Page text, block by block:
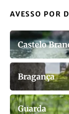
AVESSO POR
Castelo
Bragança
Guarda